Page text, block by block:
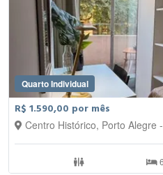
Quarto Individual
R$ 1.590,00 por mês
Centro Histórico, Porto Alegre